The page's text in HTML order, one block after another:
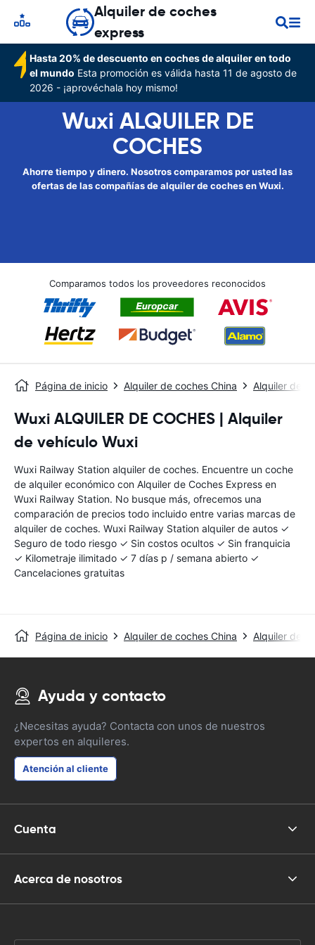
Alquiler de coches
express
Hasta 20% de descuento en coches de alquiler en todo
el mundo Esta promoción es válida hasta 11 de agosto de
2026 - ¡aprovéchala hoy mismo!
Wuxi ALQUILER DE
COCHES
Ahorre tiempo y dinero. Nosotros comparamos por usted las
ofertas de las compañías de alquiler de coches en Wuxi.
Comparamos todos los proveedores reconocidos
Página de inicio Alquiler de coches China Alquiler de
Wuxi ALQUILER DE COCHES | Alquiler
de vehículo Wuxi
Wuxi Railway Station alquiler de coches. Encuentre un coche
de alquiler económico con Alquiler de Coches Express en
Wuxi Railway Station. No busque más, ofrecemos una
comparación de precios todo incluido entre varias marcas de
alquiler de coches. Wuxi Railway Station alquiler de autos ✓
Seguro de todo riesgo ✓ Sin costos ocultos ✓ Sin franquicia
✓ Kilometraje ilimitado ✓ 7 días p / semana abierto ✓
Cancelaciones gratuitas
Página de inicio Alquiler de coches China Alquiler de
Ayuda y contacto
¿Necesitas ayuda? Contacta con unos de nuestros
expertos en alquileres.
Atención al cliente
Cuenta
Acerca de nosotros